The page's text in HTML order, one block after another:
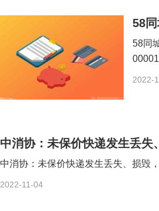
58
58同
2022-
中消协：未保价快递发生丢失
中消协：未保价快递发生丢失、损毁
2022-11-04